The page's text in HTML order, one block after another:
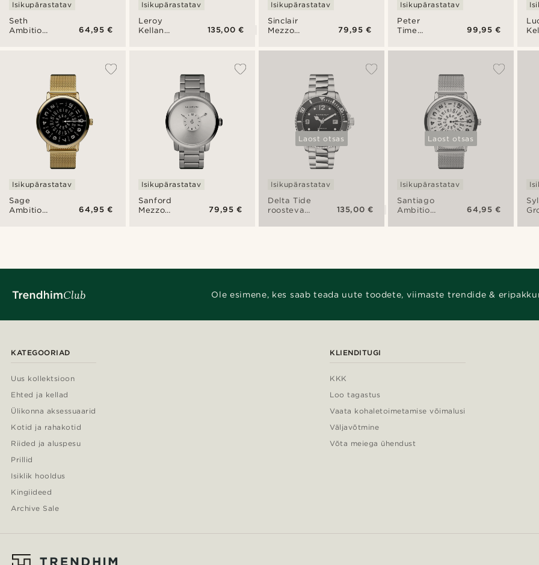
Seth
Ambitio
Isikupärastatav
64,95 €
Sage
Ambitio
Isikupärastatav
64,95 €
Leroy
Kellan
Isikupärastatav
135,00 €
Sanford
Mezzo
Isikupärastatav
79,95 €
Sinclair
Mezzo
Isikupärastatav
79,95 €
Laost otsas
Delta Tide
roostevabast
käekell
Isikupärastatav
135,00 €
Peter
Time
taskukell
Isikupärastatav
99,95 €
Laost otsas
Santiago
Ambitio
Isikupärastatav
64,95 €
Ole esimene, kes saab teada uute toodete, viimaste trendide &
KATEGOORIAD
Uus kollektsioon
Ehted ja kellad
Ülikonna aksessuaarid
Kotid ja rahakotid
Riided ja aluspesu
Prillid
Isiklik hooldus
Kingiideed
Archive Sale
KLIENDITUGI
KKK
Loo tagastus
Vaata kohaletoimetamise võimalusi
Väljavõtmine
Võta meiega ühendust